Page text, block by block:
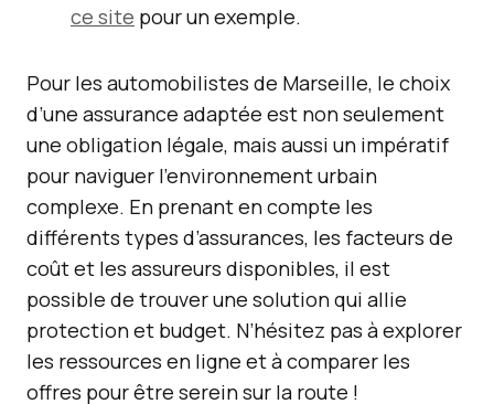
ce site pour un exemple.
Pour les automobilistes de Marseille, le choix
d’une assurance adaptée est non seulement
une obligation légale, mais aussi un impératif
pour naviguer l’environnement urbain
complexe. En prenant en compte les
différents types d’assurances, les facteurs de
coût et les assureurs disponibles, il est
possible de trouver une solution qui allie
protection et budget. N’hésitez pas à explorer
les ressources en ligne et à comparer les
offres pour être serein sur la route !